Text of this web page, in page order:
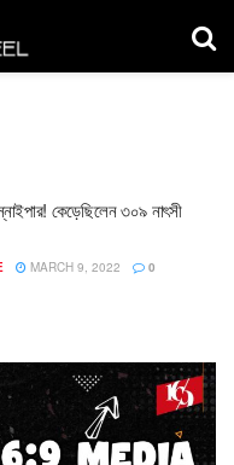
কেড়েছিলেন ৩০৯ নাৎসী
MARCH 9, 2022 0